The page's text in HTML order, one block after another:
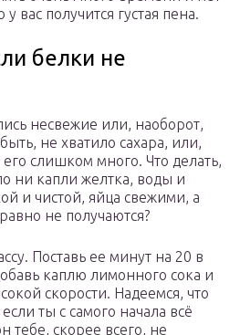
вас получится густая пена.
белки не
несвежие или, наоборот,
не хватило сахара, или,
слишком много. Что делать,
ни капли желтка, воды и
и чистой, яйца свежими, а
не получаются?
Поставь ее минут на 20 в
каплю лимонного сока и
скорости. Надеемся, что
ты с самого начала всё
тебе, скорее всего, не